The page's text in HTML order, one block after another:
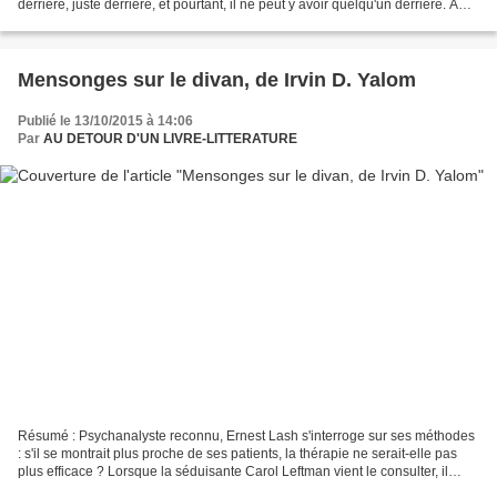
derrière, juste derrière, et pourtant, il ne peut y avoir quelqu'un derrière. À
Mensonges sur le divan, de Irvin D. Yalom
Publié le 13/10/2015 à 14:06
Par AU DETOUR D'UN LIVRE-LITTERATURE
Résumé : Psychanalyste reconnu, Ernest Lash s'interroge sur ses méthodes
: s'il se montrait plus proche de ses patients, la thérapie ne serait-elle pas
plus efficace ? Lorsque la séduisante Carol Leftman vient le consulter, il